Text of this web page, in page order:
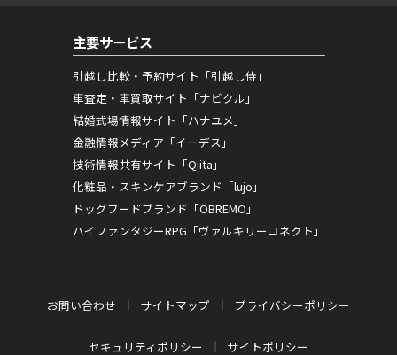
主要サービス
引越し比較・予約サイト「引越し侍」
車査定・車買取サイト「ナビクル」
結婚式場情報サイト「ハナユメ」
金融情報メディア「イーデス」
技術情報共有サイト「Qiita」
化粧品・スキンケアブランド「lujo」
ドッグフードブランド「OBREMO」
ハイファンタジーRPG「ヴァルキリーコネクト」
お問い合わせ サイトマップ プライバシーポリシー
セキュリティポリシー サイトポリシー